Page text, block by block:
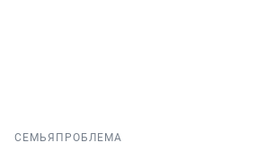
СЕМЬЯ ПРОБЛЕМА